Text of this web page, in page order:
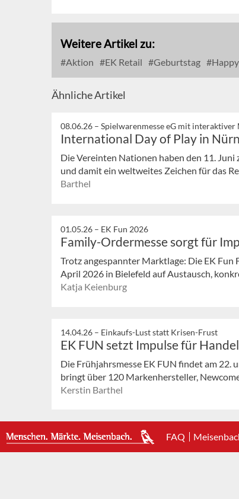
Weitere Artikel zu:
Aktion EK Retail Geburtstag
Ähnliche Artikel
08.06.26 – Spielwarenmesse eG mit interaktiver
International Day of Play in
Die Vereinten Nationen haben den 11.
und damit ein weltweites Zeichen für das
Barthel
01.05.26 – EK Fun 2026
Family-Ordermesse sorgt für
Trotz angespannter Marktlage: Die EK Fun
April 2026 in Bielefeld auf Austausch,
Katja Keienburg
14.04.26 – Einkaufs-Lust statt Krisen-Frust
EK FUN setzt Impulse für
Die Frühjahrsmesse EK FUN findet am 22.
bringt über 120 Markenhersteller,
Kerstin Barthel
FAQ